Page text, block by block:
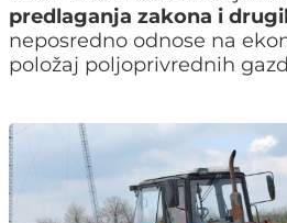
predlaganja zakona i
neposredno odnose na
položaj poljoprivrednih